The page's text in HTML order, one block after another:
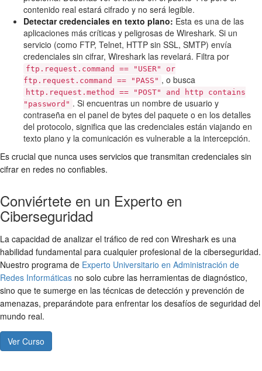
contenido real estará cifrado y no será legible.
Detectar credenciales en texto plano: Esta es una de las
aplicaciones más críticas y peligrosas de Wireshark. Si un
servicio (como FTP, Telnet, HTTP sin SSL, SMTP) envía
credenciales sin cifrar, Wireshark las revelará. Filtra por
ftp.request.command == "USER" or
ftp.request.command == "PASS" , o busca
http.request.method == "POST" and http contains
"password" . Si encuentras un nombre de usuario y
contraseña en el panel de bytes del paquete o en los detalles
del protocolo, significa que las credenciales están viajando en
texto plano y la comunicación es vulnerable a la intercepción.
Es crucial que nunca uses servicios que transmitan credenciales sin
cifrar en redes no confiables.
Conviértete en un Experto en
Ciberseguridad
La capacidad de analizar el tráfico de red con Wireshark es una
habilidad fundamental para cualquier profesional de la ciberseguridad.
Nuestro programa de Experto Universitario en Administración de
Redes Informáticas no solo cubre las herramientas de diagnóstico,
sino que te sumerge en las técnicas de detección y prevención de
amenazas, preparándote para enfrentar los desafíos de seguridad del
mundo real.
Ver Curso